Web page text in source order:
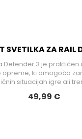
SVETILKA ZA RAIL
Defender 3 je
opreme, ki omogoča
situacijah igre ali
49,99 €